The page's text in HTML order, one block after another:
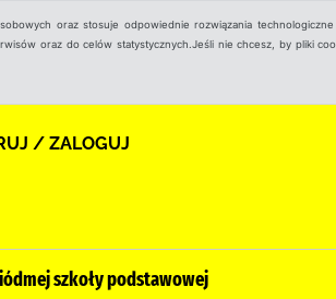
oraz stosuje odpowiednie rozwiązania
oraz do celów statystycznych.Jeśli nie chcesz, by pliki
/ ZALOGUJ
szkoły podstawowej